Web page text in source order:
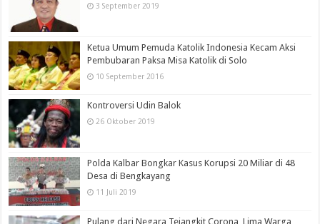
3 September 2019
Ketua Umum Pemuda Katolik Indonesia Kecam Aksi
Pembubaran Paksa Misa Katolik di Solo
10 September 2016
Kontroversi Udin Balok
26 Oktober 2019
Polda Kalbar Bongkar Kasus Korupsi 20 Miliar di 48
Desa di Bengkayang
11 Juli 2019
Pulang dari Negara Tejangkit Corona, Lima Warga